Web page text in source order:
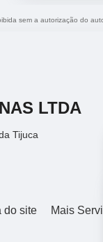
sem a autorização do
LTDA
Tijuca
do site Mais